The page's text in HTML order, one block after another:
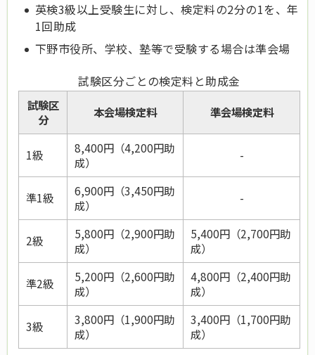
英検3級以上受験生に対し、検定料の2分の1を、年
1回助成
下野市役所、学校、塾等で受験する場合は準会場
試験区分ごとの検定料と助成金
試験区
分
本会場検定料 準会場検定料
1級 8,400円（4,200円助
成）
-
準1級 6,900円（3,450円助
成）
-
2級 5,800円（2,900円助
成）
5,400円（2,700円助
成）
準2級
5,200円（2,600円助
成）
4,800円（2,400円助
成）
3級
3,800円（1,900円助
成）
3,400円（1,700円助
成）